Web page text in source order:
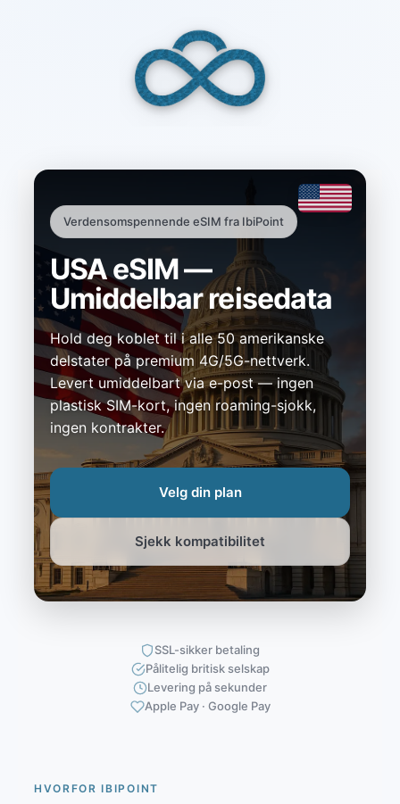
Verdensomspennende eSIM fra IbiPoint
USA eSIM —
Umiddelbar reisedata
Hold deg koblet til i alle 50 amerikanske
delstater på premium 4G/5G-nettverk.
Levert umiddelbart via e-post — ingen
plastisk SIM-kort, ingen roaming-sjokk,
ingen kontrakter.
Velg din plan
Sjekk kompatibilitet
SSL-sikker betaling
Pålitelig britisk selskap
Levering på sekunder
Apple Pay · Google Pay
HVORFOR IBIPOINT